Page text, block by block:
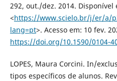
292, out./dez. 2014. Disponível
<https://www.scielo.br/j/er/a/
lang=pt>. Acesso em: 10 fev.
https://doi.org/10.1590/0104-
LOPES, Maura Corcini. In/
tipos específicos de alunos.